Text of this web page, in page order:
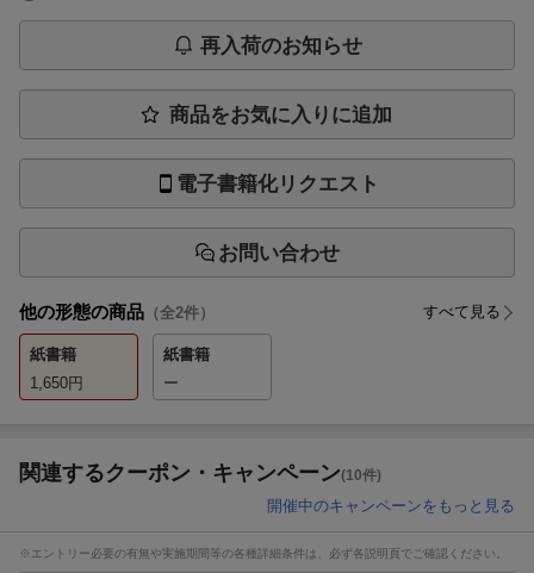
再入荷のお知らせ
商品をお気に入りに追加
電子書籍化リクエスト
お問い合わせ
他の形態の商品 （全2件） すべて見る
紙書籍
1,650円
紙書籍
ー
関連するクーポン・キャンペーン(10件)
開催中のキャンペーンをもっと見る
※エントリー必要の有無や実施期間等の各種詳細条件は、必ず各説明頁でご確認ください。